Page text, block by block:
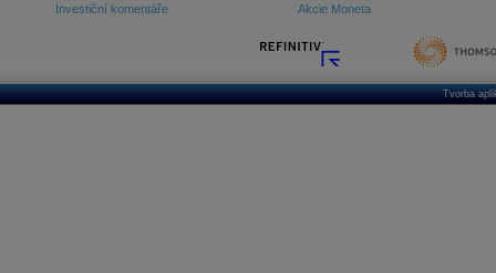
Investiční komentáře
Akcie Moneta
Tvorba